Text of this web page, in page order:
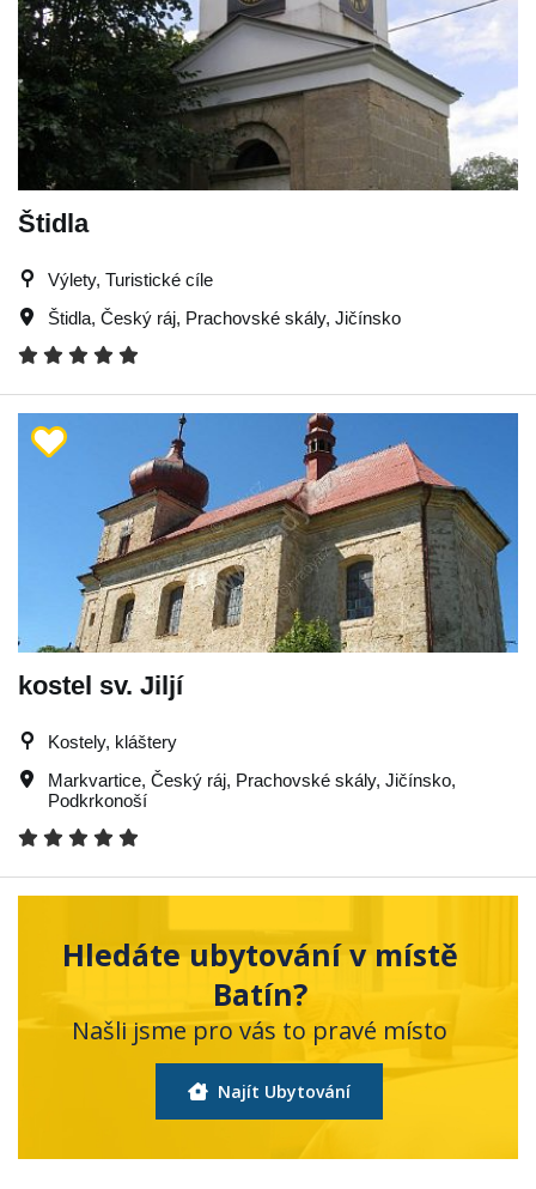
Štidla
Výlety, Turistické cíle
Štidla, Český ráj, Prachovské skály, Jičínsko
kostel sv. Jiljí
Kostely, kláštery
Markvartice, Český ráj, Prachovské skály, Jičínsko,
Podkrkonoší
Hledáte ubytování v místě
Batín?
Našli jsme pro vás to pravé místo
Najít Ubytování